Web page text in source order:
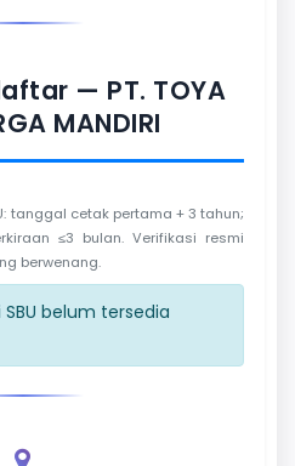
— PT. TOYA
MANDIRI
tanggal cetak pertama + 3 tahun;
≤3 bulan. Verifikasi resmi
berwenang.
belum tersedia